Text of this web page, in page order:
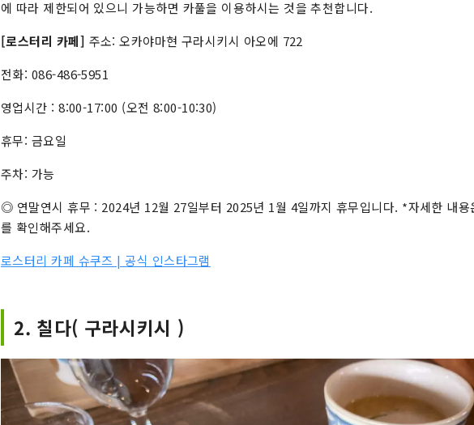
에 따라 제한되어 있으니 가능하면 카풀을 이용하시는 것을 추천합니다.
[로스터리 카페] 주소: 오카야마현 구라시키시 아오에 722
전화: 086-486-5951
영업시간 : 8:00-17:00 (오전 8:00-10:30)
휴무: 금요일
주차: 가능
◎ 연말연시 휴무 : 2024년 12월 27일부터 2025년 1월 4일까지 휴무입니다. *자세한 내용
를 확인해주세요.
로스터리 카페 슈쿠즈 | 공식 인스타그램
2. 칠다( 구라시키시 )